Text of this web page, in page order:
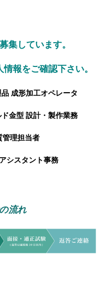
集しています。
情報をご確認下さい。
成形加工オペレータ
金型 設計・製作業務
管理担当者
シスタント事務
流れ